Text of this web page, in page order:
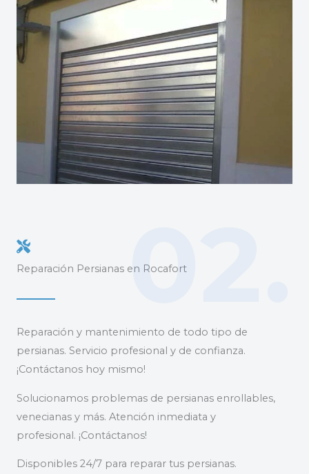
Reparación Persianas en Rocafort
02.
Reparación y mantenimiento de todo tipo de
persianas. Servicio profesional y de confianza.
¡Contáctanos hoy mismo!
Solucionamos problemas de persianas enrollables,
venecianas y más. Atención inmediata y
profesional. ¡Contáctanos!
Disponibles 24/7 para reparar tus persianas.